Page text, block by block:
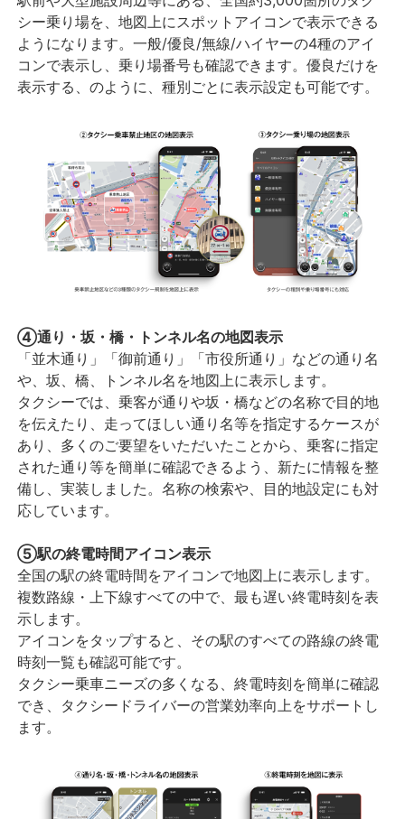
シー乗り場を、地図上にスポットアイコンで表示できる
ようになります。一般/優良/無線/ハイヤーの4種のアイ
コンで表示し、乗り場番号も確認できます。優良だけを
表示する、のように、種別ごとに表示設定も可能です。
④通り・坂・橋・トンネル名の地図表示
「並木通り」「御前通り」「市役所通り」などの通り名
や、坂、橋、トンネル名を地図上に表示します。
タクシーでは、乗客が通りや坂・橋などの名称で目的地
を伝えたり、走ってほしい通り名等を指定するケースが
あり、多くのご要望をいただいたことから、乗客に指定
された通り等を簡単に確認できるよう、新たに情報を整
備し、実装しました。名称の検索や、目的地設定にも対
応しています。
⑤駅の終電時間アイコン表示
全国の駅の終電時間をアイコンで地図上に表示します。
複数路線・上下線すべての中で、最も遅い終電時刻を表
示します。
アイコンをタップすると、その駅のすべての路線の終電
時刻一覧も確認可能です。
タクシー乗車ニーズの多くなる、終電時刻を簡単に確認
でき、タクシードライバーの営業効率向上をサポートし
ます。